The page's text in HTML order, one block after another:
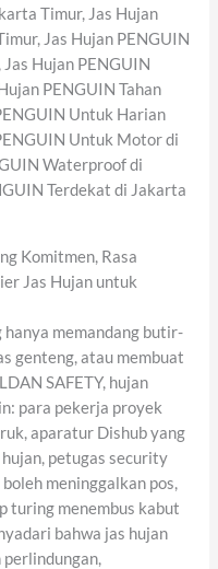
Timur, Jas Hujan
Jas Hujan PENGUIN
Hujan PENGUIN
PENGUIN Tahan
Untuk Harian
Untuk Motor di
Waterproof di
Terdekat di Jakarta
Komitmen, Rasa
Jas Hujan untuk
memandang butir-
genteng, atau membuat
SAFETY, hujan
para pekerja proyek
aparatur Dishub yang
petugas security
meninggalkan pos,
turing menembus kabut
bahwa jas hujan
perlindungan,